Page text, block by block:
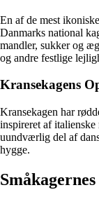
En af de mest
Danmarks national
mandler, sukker og
og andre festlige
Kransekagens
Kransekagen har
inspireret af italienske
uundværlig del af
hygge.